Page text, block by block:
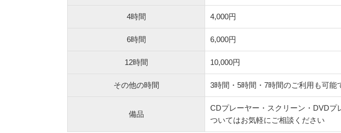
4時間 4,000円
6時間 6,000円
12時間 10,000円
その他の時間 3時間・5時間・7時間のご利用も可能
備品
CDプレーヤー・スクリーン・DVD
ついてはお気軽にご相談ください